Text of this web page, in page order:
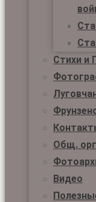
Стихи и
Общ.
Видео